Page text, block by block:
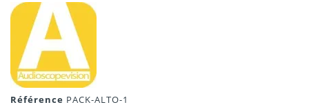
Référence PACK-ALTO-1